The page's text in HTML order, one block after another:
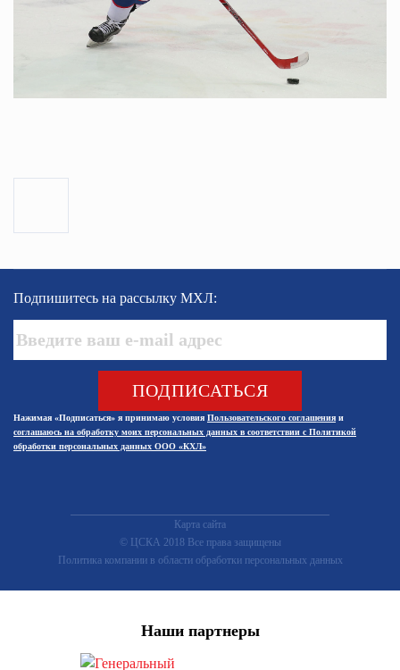
Подпишитесь на рассылку МХЛ:
ПОДПИСАТЬСЯ
Нажимая «Подписаться» я принимаю условия Пользовательского соглашения и
соглашаюсь на обработку моих персональных данных в соответствии с Политикой
обработки персональных данных ООО «КХЛ»
© ЦСКА 2018Все права защищены
Политика компании в области обработки персональных данных
Карта сайта
Наши партнеры